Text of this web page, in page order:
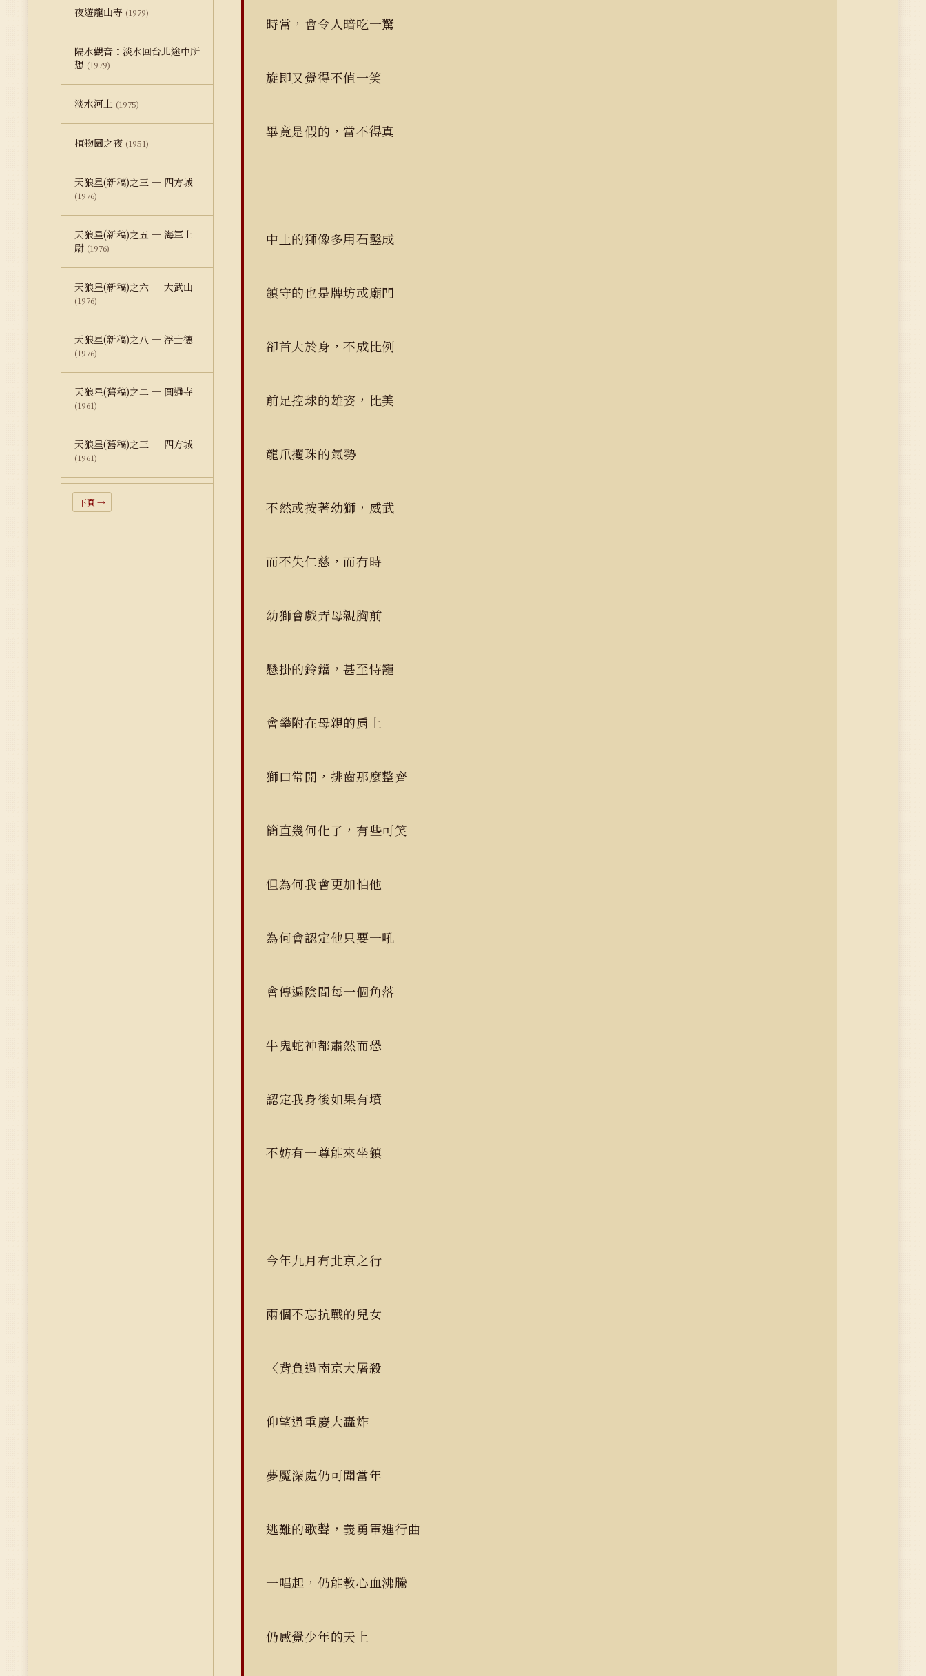
夜遊龍山寺 (1979)
隔水觀音：淡水回台北途中所
想 (1979)
淡水河上 (1975)
植物園之夜 (1951)
天狼星(新稿)之三 ─ 四方城
(1976)
天狼星(新稿)之五 ─ 海軍上
尉 (1976)
天狼星(新稿)之六 ─ 大武山
(1976)
天狼星(新稿)之八 ─ 浮士德
(1976)
天狼星(舊稿)之二 ─ 圓通寺
(1961)
天狼星(舊稿)之三 ─ 四方城
(1961)
下頁 →
時常，會令人暗吃一驚
旋即又覺得不值一笑
畢竟是假的，當不得真
中土的獅像多用石鑿成
鎮守的也是牌坊或廟門
卻首大於身，不成比例
前足控球的雄姿，比美
龍爪攫珠的氣勢
不然或按著幼獅，威武
而不失仁慈，而有時
幼獅會戲弄母親胸前
懸掛的鈴鐺，甚至恃竉
會攀附在母親的肩上
獅口常開，排齒那麼整齊
簡直幾何化了，有些可笑
但為何我會更加怕他
為何會認定他只要一吼
會傳遍陰間每一個角落
牛鬼蛇神都肅然而恐
認定我身後如果有墳
不妨有一尊能來坐鎮
今年九月有北京之行
兩個不忘抗戰的兒女
〈背負過南京大屠殺
仰望過重慶大轟炸
夢魘深處仍可聞當年
逃難的歌聲，義勇軍進行曲
一唱起，仍能教心血沸騰
仍感覺少年的天上